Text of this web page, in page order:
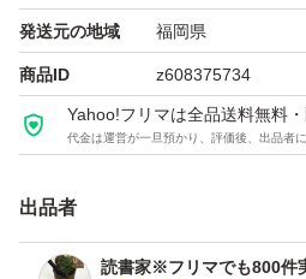
緩衝材（プチプチ）で丁寧に梱包
【その他】
ペット、喫煙者はおりません。
ます。
即購入OKです。よろしくお願い
発送元の地域 福岡県
商品ID z608375734
Yahoo!フリマは全品送料無料
代金は運営が一旦預かり、評価後、出品者
出品者
読書家※フリマでも800件